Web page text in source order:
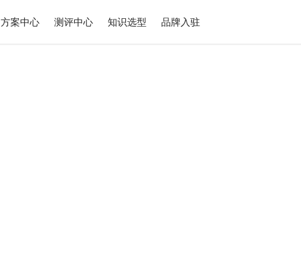
方案中心 测评中心 知识选型 品牌入驻